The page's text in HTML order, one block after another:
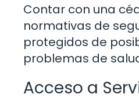
Contar con una
normativas de
protegidos de
problemas de
Acceso a